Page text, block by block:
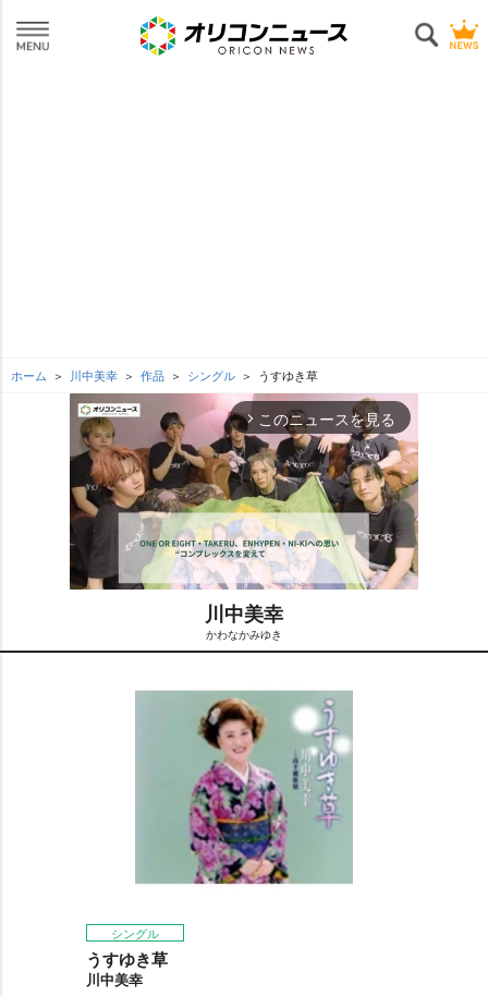
ホーム 川中美幸 作品 シングル うすゆき草
arrow_forward_ios このニュースを見る
M
t
川中美幸
かわなかみゆき
シングル
うすゆき草
川中美幸